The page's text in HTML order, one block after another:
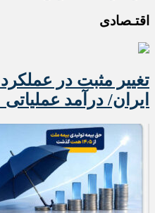
اقتـصادی
تغییر مثبت در
ایران/ درآمد عملیاتی ۸۰ درصد رشد کرد